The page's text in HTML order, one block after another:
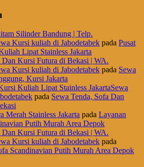
Silinder Bandung | Telp.
Kursi kuliah di Jabodetabek pada Pusat
Lipat Stainless Jakarta
Dan Kursi Futura di Bekasi | WA.
Kursi kuliah di Jabodetabek pada Sewa
Kursi Jakarta
Kuliah Lipat Stainless JakartaSewa
pada Sewa Tenda, Sofa Dan
Merah Stainless Jakarta pada Layanan
Putih Murah Area Depok
Dan Kursi Futura di Bekasi | WA.
Kursi kuliah di Jabodetabek pada
Scandinavian Putih Murah Area Depok